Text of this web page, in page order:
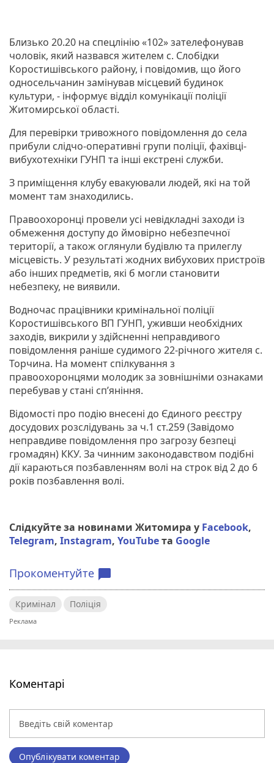
Близько 20.20 на спецлінію «102» зателефонував
чоловік, який назвався жителем с. Слобідки
Коростишівського району, і повідомив, що його
односельчанин замінував місцевий будинок
культури, - інформує відділ комунікації поліції
Житомирської області.
Для перевірки тривожного повідомлення до села
прибули слідчо-оперативні групи поліції, фахівці-
вибухотехніки ГУНП та інші екстрені служби.
З приміщення клубу евакуювали людей, які на той
момент там знаходились.
Правоохоронці провели усі невідкладні заходи із
обмеження доступу до ймовірно небезпечної
території, а також оглянули будівлю та прилеглу
місцевість. У результаті жодних вибухових пристроїв
або інших предметів, які б могли становити
небезпеку, не виявили.
Водночас працівники кримінальної поліції
Коростишівського ВП ГУНП, уживши необхідних
заходів, викрили у здійсненні неправдивого
повідомлення раніше судимого 22-річного жителя с.
Торчина. На момент спілкування з
правоохоронцями молодик за зовнішніми ознаками
перебував у стані сп’яніння.
Відомості про подію внесені до Єдиного реєстру
досудових розслідувань за ч.1 ст.259 (Завідомо
неправдиве повідомлення про загрозу безпеці
громадян) ККУ. За чинним законодавством подібні
дії караються позбавленням волі на строк від 2 до 6
років позбавлення волі.
Слідкуйте за новинами Житомира у Facebook,
Telegram, Instagram, YouTubeта Google
Прокоментуйте chat_bubble
Кримінал Поліція
Коментарі
Опублікувати коментар